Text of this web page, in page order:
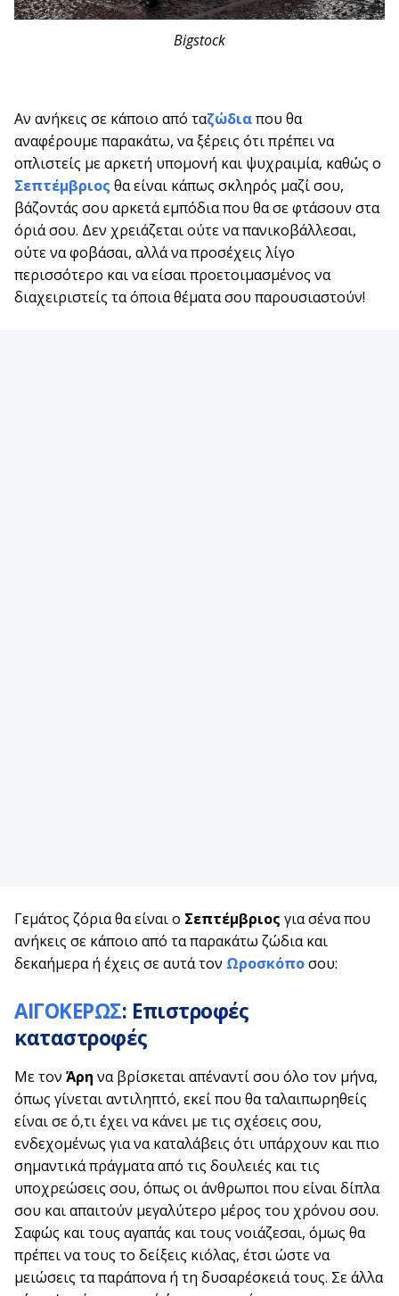
Bigstock
Αν ανήκεις σε κάποιο από ταζώδιαπου θα
αναφέρουμε παρακάτω, να ξέρεις ότι πρέπει να
οπλιστείς με αρκετή υπομονή και ψυχραιμία, καθώς ο
Σεπτέμβριος θα είναι κάπως σκληρός μαζί σου,
βάζοντάς σου αρκετά εμπόδια που θα σε φτάσουν στα
όριά σου. Δεν χρειάζεται ούτε να πανικοβάλλεσαι,
ούτε να φοβάσαι, αλλά να προσέχεις λίγο
περισσότερο και να είσαι προετοιμασμένος να
διαχειριστείς τα όποια θέματα σου παρουσιαστούν!
Γεμάτος ζόρια θα είναι ο Σεπτέμβριος για σένα που
ανήκεις σε κάποιο από τα παρακάτω ζώδια και
δεκαήμερα ή έχεις σε αυτά τον Ωροσκόποσου:
ΑΙΓΟΚΕΡΩΣ: Επιστροφές
καταστροφές
Με τον Άρη να βρίσκεται απέναντί σου όλο τον μήνα,
όπως γίνεται αντιληπτό, εκεί που θα ταλαιπωρηθείς
είναι σε ό,τι έχει να κάνει με τις σχέσεις σου,
ενδεχομένως για να καταλάβεις ότι υπάρχουν και πιο
σημαντικά πράγματα από τις δουλειές και τις
υποχρεώσεις σου, όπως οι άνθρωποι που είναι δίπλα
σου και απαιτούν μεγαλύτερο μέρος του χρόνου σου.
Σαφώς και τους αγαπάς και τους νοιάζεσαι, όμως θα
πρέπει να τους το δείξεις κιόλας, έτσι ώστε να
μειώσεις τα παράπονα ή τη δυσαρέσκειά τους. Σε άλλα